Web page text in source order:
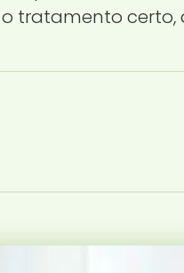
tratamento certo,